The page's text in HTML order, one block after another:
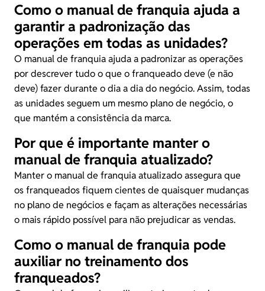
Como o manual de franquia ajuda a
garantir a padronização das
operações em todas as unidades?
O manual de franquia ajuda a padronizar as operações
por descrever tudo o que o franqueado deve (e não
deve) fazer durante o dia a dia do negócio. Assim, todas
as unidades seguem um mesmo plano de negócio, o
que mantém a consistência da marca.
Por que é importante manter o
manual de franquia atualizado?
Manter o manual de franquia atualizado assegura que
os franqueados fiquem cientes de quaisquer mudanças
no plano de negócios e façam as alterações necessárias
o mais rápido possível para não prejudicar as vendas.
Como o manual de franquia pode
auxiliar no treinamento dos
franqueados?